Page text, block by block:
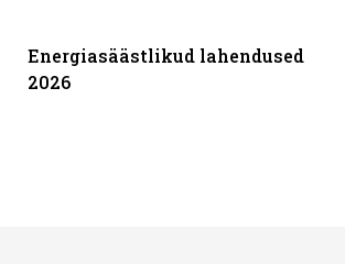
Energiasäästlikud lahendused
2026